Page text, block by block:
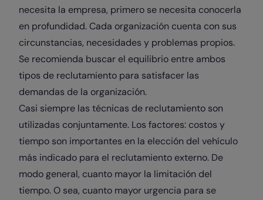
necesita la empresa, primero se necesita conocerla
en profundidad. Cada organización cuenta con sus
circunstancias, necesidades y problemas propios.
Se recomienda buscar el equilibrio entre ambos
tipos de reclutamiento para satisfacer las
demandas de la organización.
Casi siempre las técnicas de reclutamiento son
utilizadas conjuntamente. Los factores: costos y
tiempo son importantes en la elección del vehículo
más indicado para el reclutamiento externo. De
modo general, cuanto mayor la limitación del
tiempo. O sea, cuanto mayor urgencia para se